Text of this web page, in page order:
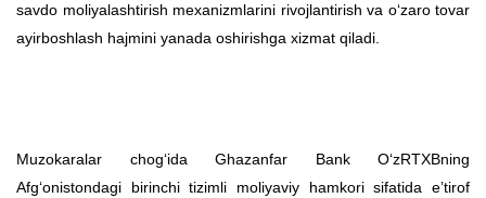
savdo moliyalashtirish mexanizmlarini rivojlantirish va o‘zaro tovar
ayirboshlash hajmini yanada oshirishga xizmat qiladi.
Muzokaralar chog‘ida Ghazanfar Bank O‘zRTXBning
Afg‘onistondagi birinchi tizimli moliyaviy hamkori sifatida eʼtirof